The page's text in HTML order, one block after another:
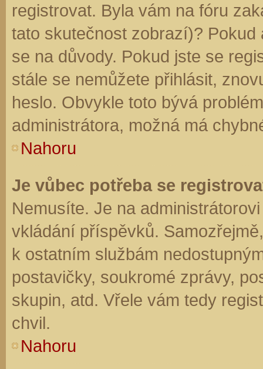
registrovat. Byla vám na fóru
tato skutečnost zobrazí)?
se na důvody. Pokud jste se
stále se nemůžete přihlásit,
heslo. Obvykle toto bývá
administrátora, možná má
Nahoru
Je vůbec potřeba se
Nemusíte. Je na
vkládání příspěvků.
k ostatním službám
postavičky, soukromé zprávy,
skupin, atd. Vřele vám tedy
chvil.
Nahoru